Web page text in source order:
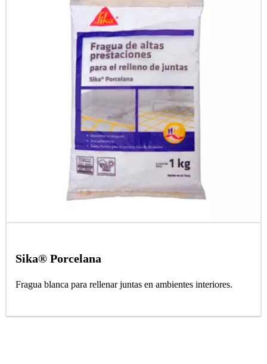
Sika® Porcelana
Fragua blanca para rellenar juntas en ambientes interiores.